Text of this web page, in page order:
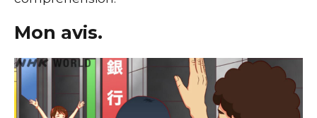
Mon avis.